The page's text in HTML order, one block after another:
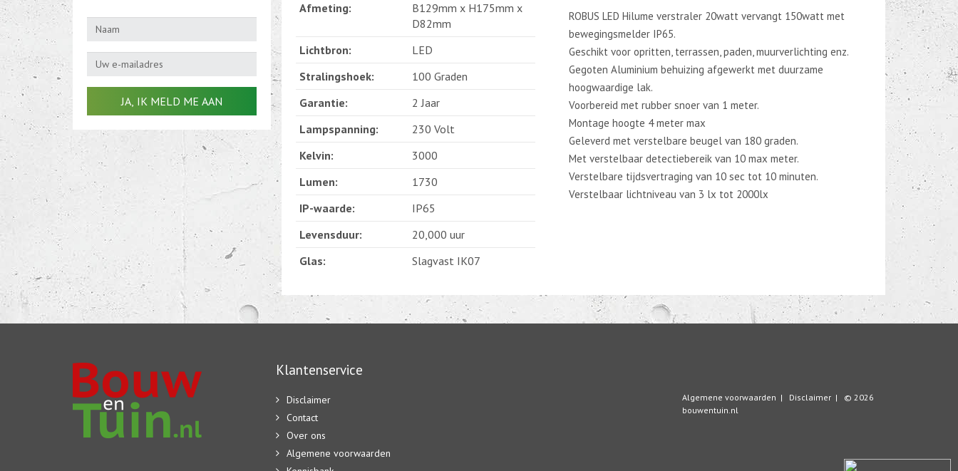
Afmeting:
B129mm x H175mm x
D82mm
Lichtbron:
LED
Stralingshoek:
100 Graden
Garantie:
2 Jaar
Lampspanning:
230 Volt
Kelvin:
3000
Lumen:
1730
IP-waarde:
IP65
Levensduur:
20,000 uur
Glas:
Slagvast IK07
ROBUS LED Hilume verstraler 20watt vervangt 150watt met
bewegingsmelder IP65.
Geschikt voor opritten, terrassen, paden, muurverlichting enz.
Gegoten Aluminium behuizing afgewerkt met duurzame
hoogwaardige lak.
Voorbereid met rubber snoer van 1 meter.
Montage hoogte 4 meter max
Geleverd met verstelbare beugel van 180 graden.
Met verstelbaar detectiebereik van 10 max meter.
Verstelbare tijdsvertraging van 10 sec tot 10 minuten.
Verstelbaar lichtniveau van 3 lx tot 2000lx
Klantenservice
Disclaimer
Contact
Over ons
Algemene voorwaarden
Algemene voorwaarden | Disclaimer | © 2026
bouwentuin.nl